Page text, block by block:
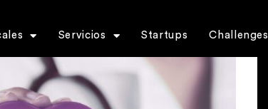
Servicios Startups Challenges